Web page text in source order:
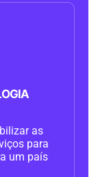
as
para
um país